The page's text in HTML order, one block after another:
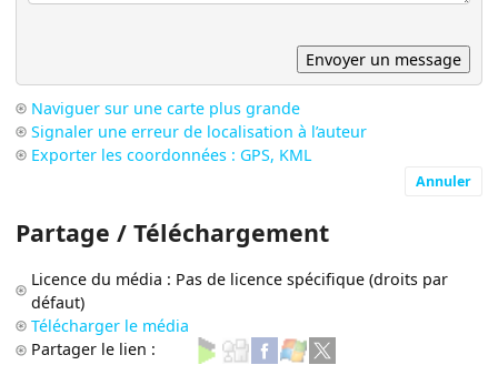
Naviguer sur une carte plus grande
Signaler une erreur de localisation à l’auteur
Exporter les coordonnées : GPS, KML
Annuler
Partage / Téléchargement
Licence du média : Pas de licence spécifique (droits par
défaut)
Télécharger le média
Partager le lien :